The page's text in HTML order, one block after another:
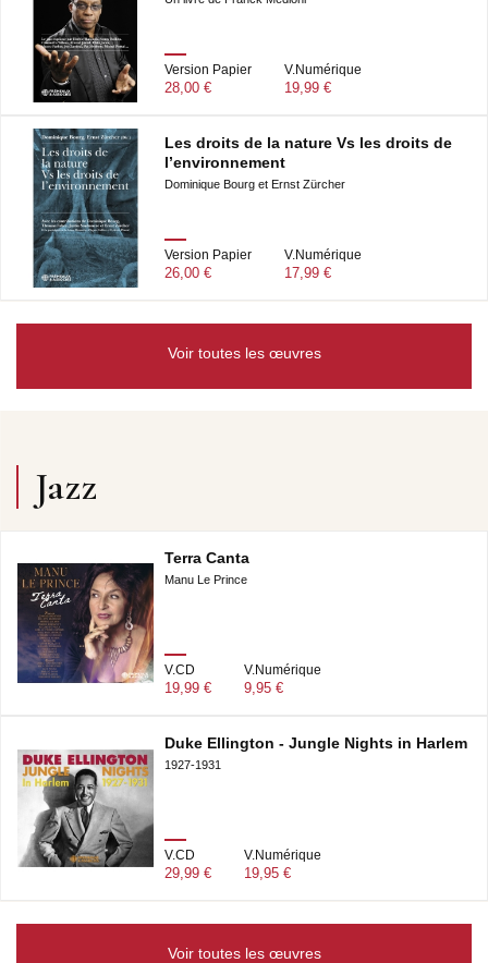
Version Papier
28,00 €
V.Numérique
19,99 €
Les droits de la nature Vs les droits de
l’environnement
Dominique Bourg et Ernst Zürcher
Version Papier
26,00 €
V.Numérique
17,99 €
Voir toutes les œuvres
Jazz
Terra Canta
Manu Le Prince
V.CD
19,99 €
V.Numérique
9,95 €
Duke Ellington - Jungle Nights in Harlem
1927-1931
V.CD
29,99 €
V.Numérique
19,95 €
Voir toutes les œuvres